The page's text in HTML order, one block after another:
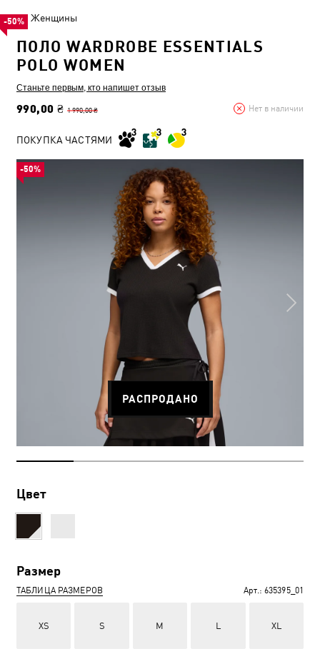
Женщины
ПОЛО WARDROBE ESSENTIALS
POLO WOMEN
Станьте первым, кто напишет отзыв
990,00 ₴ 1 990,00 ₴ Нет в наличии
-50%
ПОКУПКА ЧАСТЯМИ
РАСПРОДАНО
Цвет
Размер
ТАБЛИЦА РАЗМЕРОВ Арт.: 635395_01
XS S M L XL
-50%